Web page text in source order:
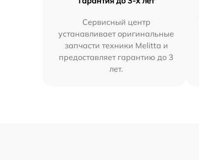
Сервисный центр
устанавливает оригинальные
запчасти техники Melitta и
предоставляет гарантию до 3
лет.